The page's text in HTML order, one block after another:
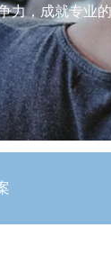
力，成就专业